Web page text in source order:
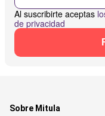
Al suscribirte aceptas
de privacidad
Sobre Mitula